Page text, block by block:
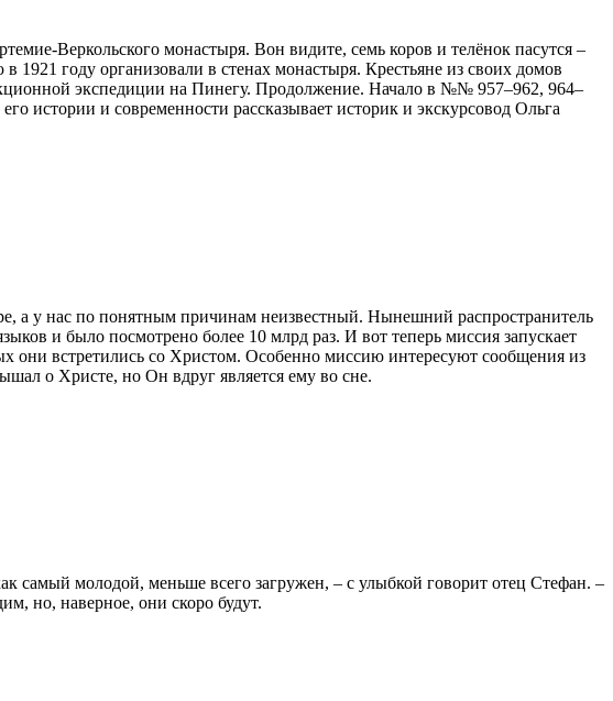
Веркольского монастыря. Вон видите, семь коров и телёнок пасутся –
году организовали в стенах монастыря. Крестьяне из своих домов
экспедиции на Пинегу. Продолжение. Начало в №№ 957–962, 964–
истории и современности рассказывает историк и экскурсовод Ольга
а у нас по понятным причинам неизвестный. Нынешний распространитель
и было посмотрено более 10 млрд раз. И вот теперь миссия запускает
они встретились со Христом. Особенно миссию интересуют сообщения из
о Христе, но Он вдруг является ему во сне.
самый молодой, меньше всего загружен, – с улыбкой говорит отец Стефан. –
но, наверное, они скоро будут.